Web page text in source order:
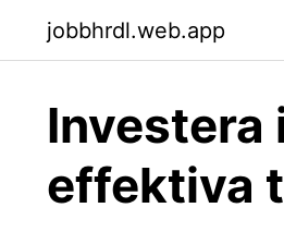
jobbhrdl.web.app
Investera
effektiva